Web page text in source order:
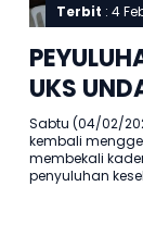
Terbit : 4
UKS
ALUMNI
Sabtu (04/02/
kembali
membekali
penyuluhan